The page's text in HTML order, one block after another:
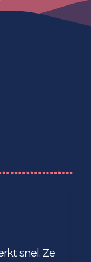
snel. Ze